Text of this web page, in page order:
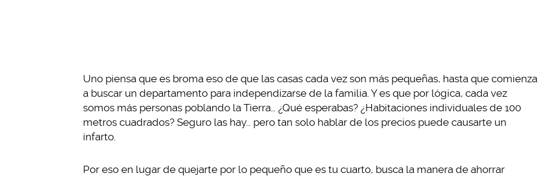
Uno piensa que es broma eso de que las casas cada vez son más pequeñas, hasta que comienza
a buscar un departamento para independizarse de la familia. Y es que por lógica, cada vez
somos más personas poblando la Tierra… ¿Qué esperabas? ¿Habitaciones individuales de 100
metros cuadrados? Seguro las hay… pero tan solo hablar de los precios puede causarte un
infarto.
Por eso en lugar de quejarte por lo pequeño que es tu cuarto, busca la manera de ahorrar